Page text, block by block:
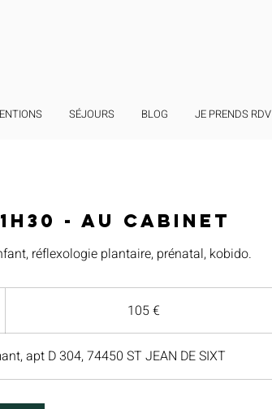
- Au cabinet
réflexologie plantaire, prénatal, kobido.
105 €
apt D 304, 74450 ST JEAN DE SIXT
SÉJOURS BLOG JE PRENDS RDV